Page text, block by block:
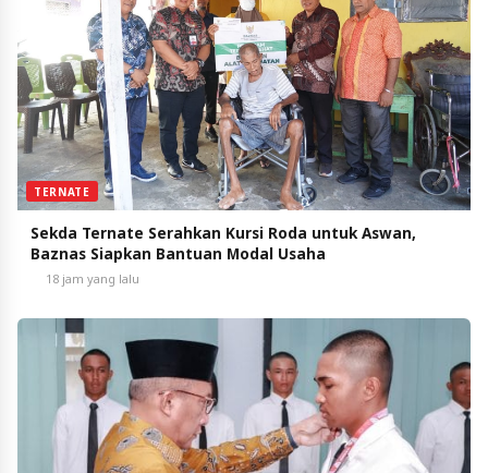
TERNATE
Sekda Ternate Serahkan Kursi Roda untuk Aswan,
Baznas Siapkan Bantuan Modal Usaha
18 jam yang lalu